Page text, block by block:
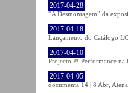
2017-04-28
“A Desmontagem” da
2017-04-18
Lançamento do Catálogo
2017-04-10
Projecto P! Performance na
2017-04-05
documenta 14 | 8 Abr,